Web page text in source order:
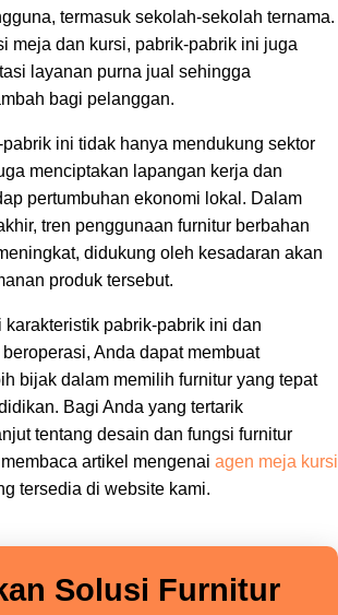
termasuk sekolah-sekolah ternama.
meja dan kursi, pabrik-pabrik ini juga
layanan purna jual sehingga
bagi pelanggan.
ini tidak hanya mendukung sektor
menciptakan lapangan kerja dan
pertumbuhan ekonomi lokal. Dalam
tren penggunaan furnitur berbahan
didukung oleh kesadaran akan
produk tersebut.
karakteristik pabrik-pabrik ini dan
Anda dapat membuat
bijak dalam memilih furnitur yang tepat
Bagi Anda yang tertarik
tentang desain dan fungsi furnitur
artikel mengenai agen meja kursi
tersedia di website kami.
Solusi Furnitur